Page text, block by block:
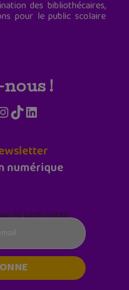
des bibliothécaires,
pour le public scolaire
!
TikTokLinkedIn
numérique
(le lundi matin)